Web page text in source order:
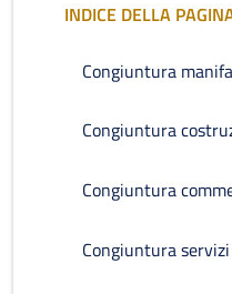
INDICE DELLA
Congiuntura
Congiuntura
Congiuntura
Congiuntura